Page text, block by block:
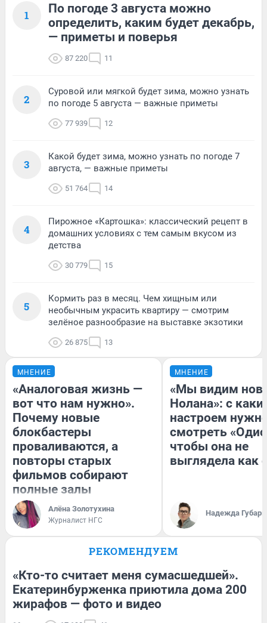
1
По погоде 3 августа можно
определить, каким будет декабрь,
— приметы и поверья
87 220 11
2
Суровой или мягкой будет зима, можно узнать
по погоде 5 августа — важные приметы
77 939 12
3
Какой будет зима, можно узнать по погоде 7
августа, — важные приметы
51 764 14
4
Пирожное «Картошка»: классический рецепт в
домашних условиях с тем самым вкусом из
детства
30 779 15
5
Кормить раз в месяц. Чем хищным или
необычным украсить квартиру — смотрим
зелёное разнообразие на выставке экзотики
26 875 13
МНЕНИЕ
«Аналоговая жизнь —
вот что нам нужно».
Почему новые
блокбастеры
проваливаются, а
повторы старых
фильмов собирают
полные залы
Алёна Золотухина
Журналист НГС
МНЕНИЕ
«Мы видим
Нолана»: с
настроем
смотреть
чтобы она не
выглядела как
Надежда Губарь
РЕКОМЕНДУЕМ
«Кто-то считает меня сумасшедшей».
Екатеринбурженка приютила дома 200
жирафов — фото и видео